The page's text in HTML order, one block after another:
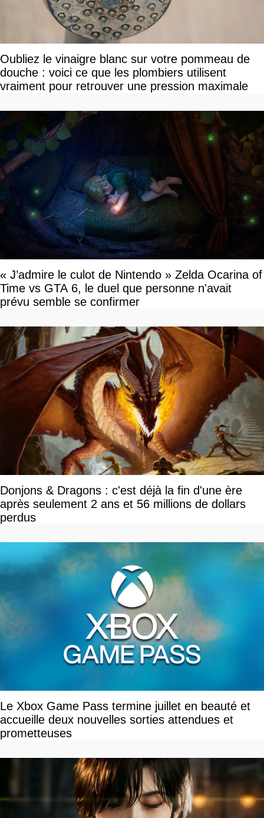
Oubliez le vinaigre blanc sur votre pommeau de
douche : voici ce que les plombiers utilisent
vraiment pour retrouver une pression maximale
« J’admire le culot de Nintendo » Zelda Ocarina of
Time vs GTA 6, le duel que personne n'avait
prévu semble se confirmer
Donjons & Dragons : c'est déjà la fin d'une ère
après seulement 2 ans et 56 millions de dollars
perdus
Le Xbox Game Pass termine juillet en beauté et
accueille deux nouvelles sorties attendues et
prometteuses